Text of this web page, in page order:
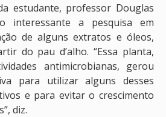
estudante, professor Douglas
interessante a pesquisa em
de alguns extratos e óleos,
do pau d’alho. “Essa planta,
antimicrobianas, gerou
para utilizar alguns desses
e para evitar o crescimento
diz.